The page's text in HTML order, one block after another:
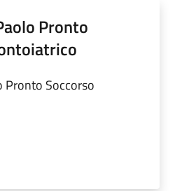
Pronto
Pronto Soccorso